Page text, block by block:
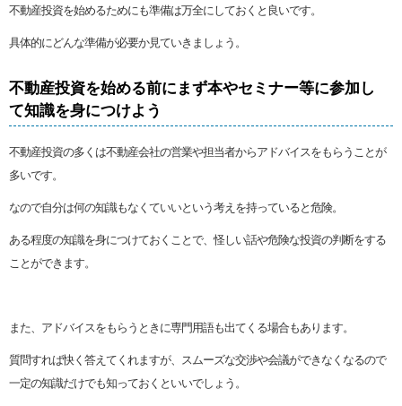
不動産投資を始めるためにも準備は万全にしておくと良いです。
具体的にどんな準備が必要か見ていきましょう。
不動産投資を始める前にまず本やセミナー等に参加し
て知識を身につけよう
不動産投資の多くは不動産会社の営業や担当者からアドバイスをもらうことが
多いです。
なので自分は何の知識もなくていいという考えを持っていると危険。
ある程度の知識を身につけておくことで、怪しい話や危険な投資の判断をする
ことができます。
また、アドバイスをもらうときに専門用語も出てくる場合もあります。
質問すれば快く答えてくれますが、スムーズな交渉や会議ができなくなるので
一定の知識だけでも知っておくといいでしょう。